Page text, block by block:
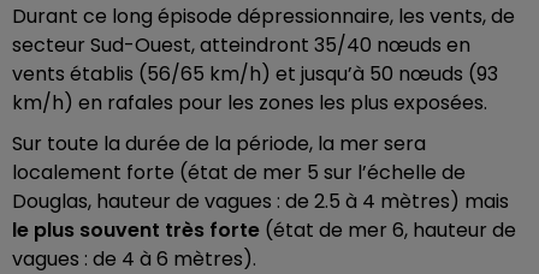
Durant ce long épisode dépressionnaire, les vents, de
secteur Sud-Ouest, atteindront 35/40 nœuds en
vents établis (56/65 km/h) et jusqu’à 50 nœuds (93
km/h) en rafales pour les zones les plus exposées.
Sur toute la durée de la période, la mer sera
localement forte (état de mer 5 sur l’échelle de
Douglas, hauteur de vagues : de 2.5 à 4 mètres) mais
le plus souvent très forte (état de mer 6, hauteur de
vagues : de 4 à 6 mètres).